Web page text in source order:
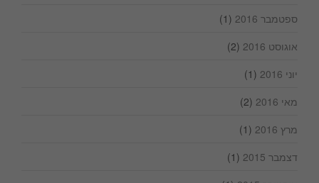
ספטמבר 2016
(1)
אוגוסט 2016
(2)
יוני 2016
(1)
מאי 2016
(2)
מרץ 2016
(1)
דצמבר 2015
(1)